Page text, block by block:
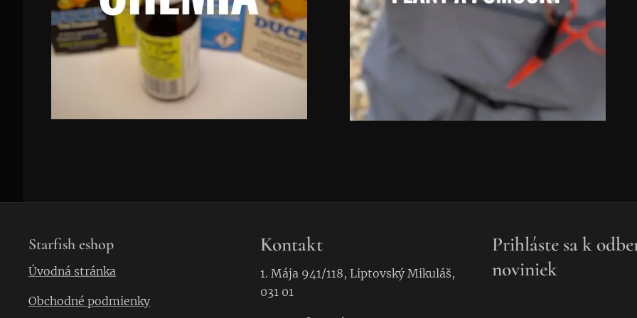
Starfish eshop
Úvodná stránka
Obchodné podmienky
Kontakt
1. Mája 941/118, Liptovský Mikuláš,
031 01
Prihláste sa k
noviniek